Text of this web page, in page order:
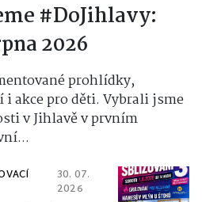
#DoJihlavy:
2026
prohlídky,
i akce pro děti. Vybrali jsme
v Jihlavě v prvním
30. 07.
2026